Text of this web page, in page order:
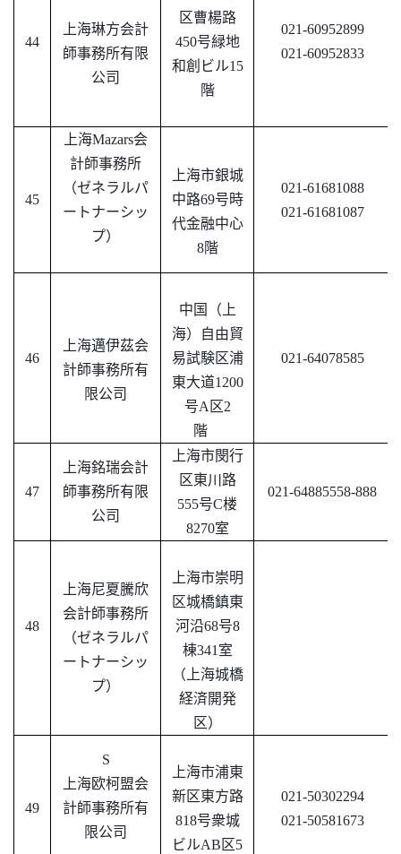
44
上海琳方会計
師事務所有限
公司
区曹楊路
450号緑地
和創ビル15
階
021-60952899
021-60952833
45
上海Mazars会
計師事務所
（ゼネラルパ
ートナーシッ
プ）
上海市銀城
中路69号時
代金融中心
8階
021-61681088
021-61681087
46
上海邁伊茲会
計師事務所有
限公司
中国（上
海）自由貿
易試験区浦
東大道1200
号A区2
階
021-64078585
47
上海銘瑞会計
師事務所有限
公司
上海市閔行
区東川路
555号C楼
8270室
021-64885558-888
48
上海尼夏騰欣
会計師事務所
（ゼネラルパ
ートナーシッ
プ）
上海市崇明
区城橋鎮東
河沿68号8
棟341室
（上海城橋
経済開発
区）
49
S
上海欧柯盟会
計師事務所有
限公司
上海市浦東
新区東方路
818号衆城
ビルAB区5
021-50302294
021-50581673